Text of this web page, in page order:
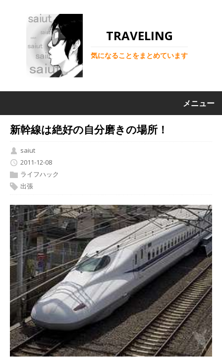
TRAVELING
気になることをまとめています
メニュー
新幹線は絶好の自分磨きの場所！
saiut
2011-12-08
ライフハック
出張